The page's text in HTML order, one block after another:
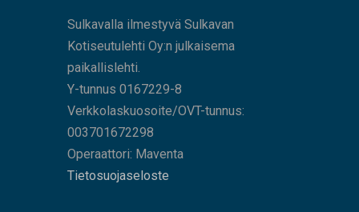
Sulkavalla ilmestyvä Sulkavan
Kotiseutulehti Oy:n julkaisema
paikallislehti.
Y-tunnus 0167229-8
Verkkolaskuosoite/OVT-tunnus:
003701672298
Operaattori: Maventa
Tietosuojaseloste